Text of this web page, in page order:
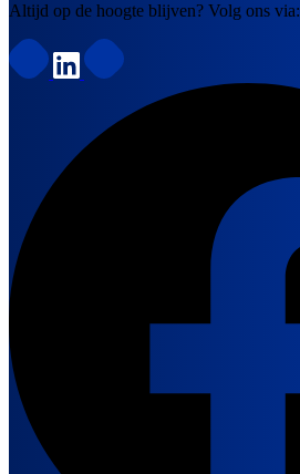
Altijd op de hoogte blijven? Volg ons via: